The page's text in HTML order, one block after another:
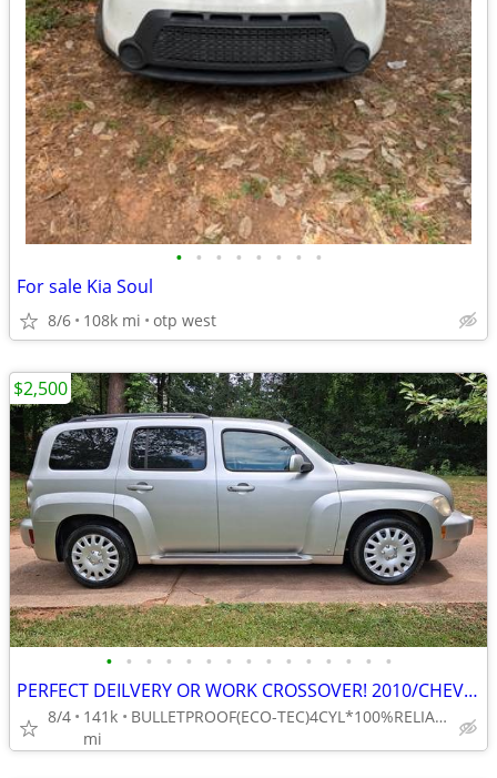
• • • • • • • •
For sale Kia Soul
8/6 108k mi otp west
• • • • • • • • • • • • • • •
PERFECT DEILVERY OR WORK CROSSOVER! 2010/CHEVY/HHR/141kMILEAGE
8/4
141k
mi
BULLETPROOF(ECO-TEC)4CYL*100%RELIABLE!*JUST S. OF CARROLLTON
$2,500